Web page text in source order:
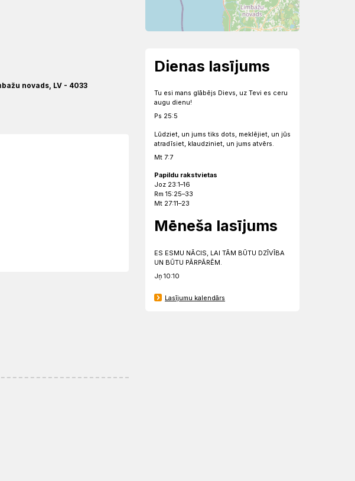
novads, LV - 4033
Dienas lasījums
Tu esi mans glābējs Dievs, uz Tevi es ceru
augu dienu!
Ps 25:5
Lūdziet, un jums tiks dots, meklējiet, un jūs
atradīsiet, klaudziniet, un jums atvērs.
Mt 7:7
Papildu rakstvietas
Joz 23:1–16
Rm 15:25–33
Mt 27:11–23
Mēneša lasījums
ES ESMU NĀCIS, LAI TĀM BŪTU DZĪVĪBA
UN BŪTU PĀRPĀRĒM.
Jņ 10:10
Lasījumu kalendārs